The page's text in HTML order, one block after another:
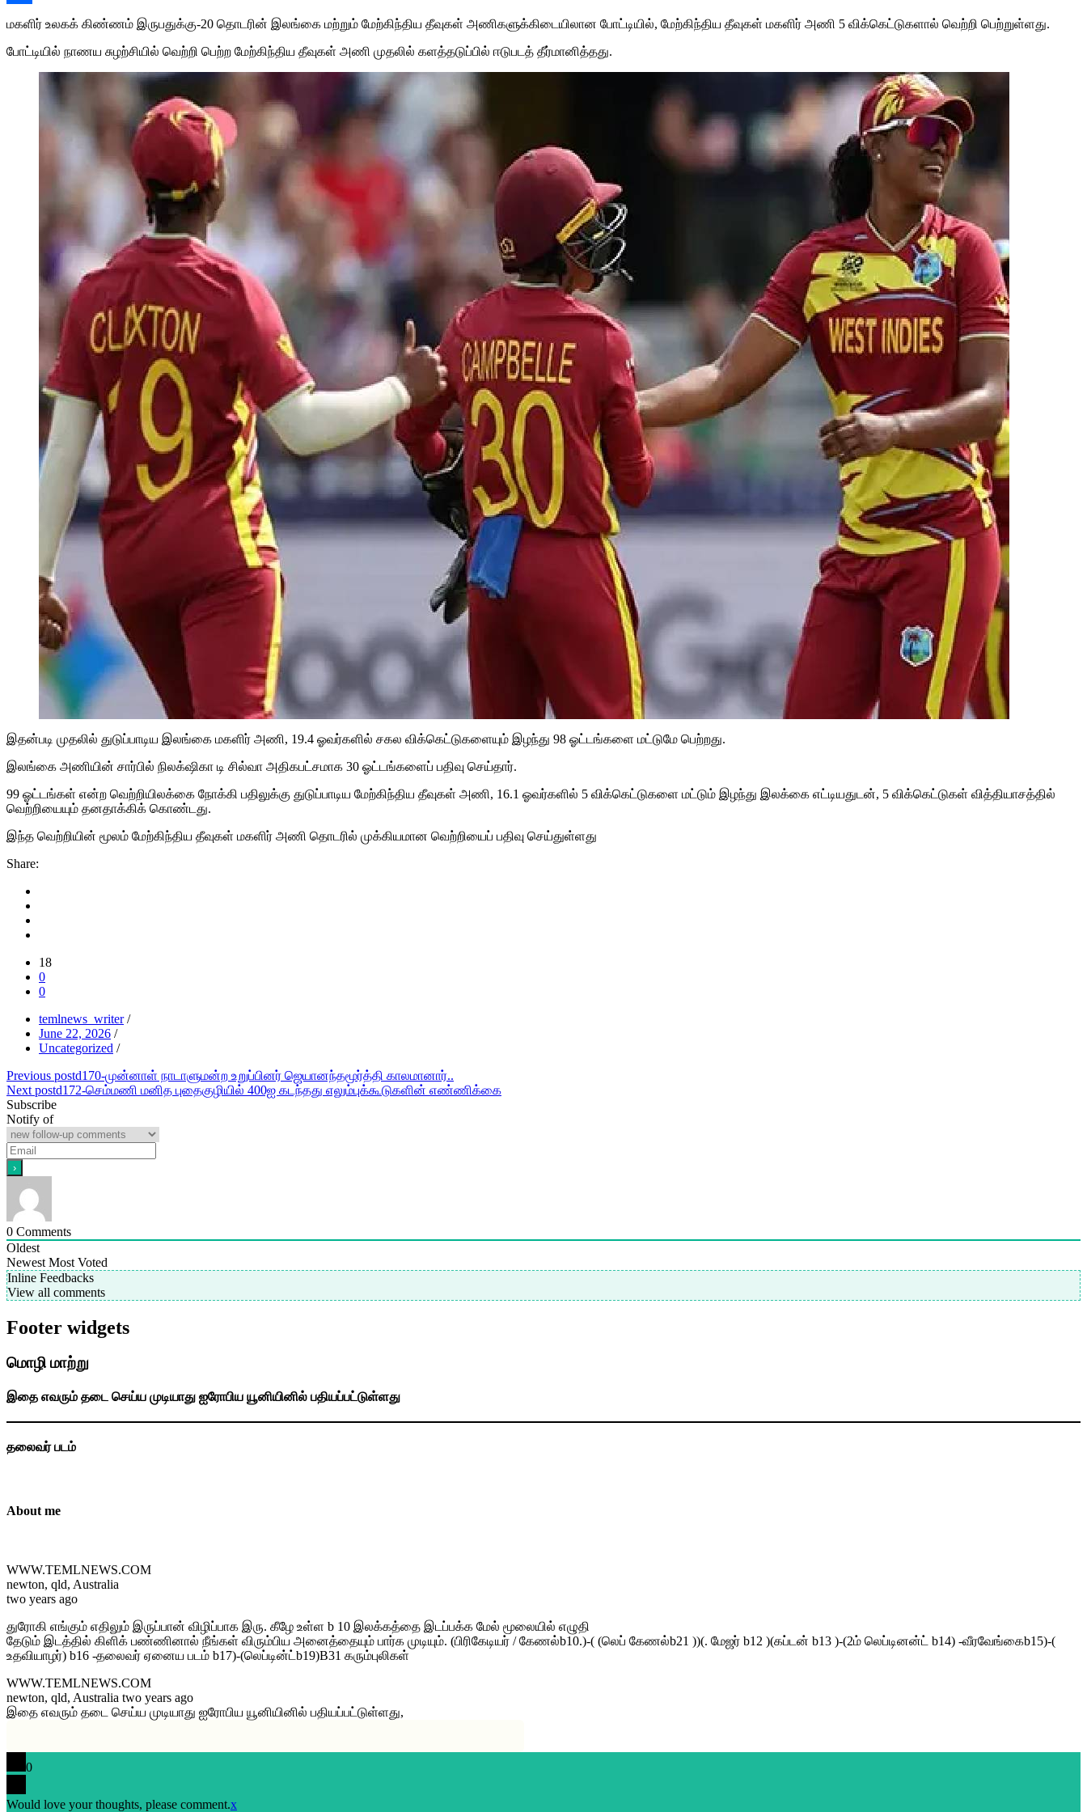
Share
மகளிர் உலகக் கிண்ணம் இருபதுக்கு-20 தொடரின் இலங்கை மற்றும் மேற்கிந்திய தீவுகள் அணிகளுக்கிடையிலான போட்டியில், மேற்கிந்திய தீவுகள் மகளிர் அணி 5 விக்கெட்டுகளால் வெற்றி பெற்றுள்ளது.
போட்டியில் நாணய சுழற்சியில் வெற்றி பெற்ற மேற்கிந்திய தீவுகள் அணி முதலில் களத்தடுப்பில் ஈடுபடத் தீர்மானித்தது.
இதன்படி முதலில் துடுப்பாடிய இலங்கை மகளிர் அணி, 19.4 ஓவர்களில் சகல விக்கெட்டுகளையும் இழந்து 98 ஓட்டங்களை மட்டுமே பெற்றது.
இலங்கை அணியின் சார்பில் நிலக்‌ஷிகா டி சில்வா அதிகபட்சமாக 30 ஓட்டங்களைப் பதிவு செய்தார்.
99 ஓட்டங்கள் என்ற வெற்றியிலக்கை நோக்கி பதிலுக்கு துடுப்பாடிய மேற்கிந்திய தீவுகள் அணி, 16.1 ஓவர்களில் 5 விக்கெட்டுகளை மட்டும் இழந்து இலக்கை எட்டியதுடன், 5 விக்கெட்டுகள் வித்தியாசத்தில்
வெற்றியையும் தனதாக்கிக் கொண்டது.
இந்த வெற்றியின் மூலம் மேற்கிந்திய தீவுகள் மகளிர் அணி தொடரில் முக்கியமான வெற்றியைப் பதிவு செய்துள்ளது
Share:
18
0
0
temlnews_writer /
June 22, 2026 /
Uncategorized /
Post
navigation
Previous postd170-முன்னாள் நாடாளுமன்ற உறுப்பினர் ஜெயானந்தமூர்த்தி காலமானார்..
Next postd172-செம்மணி மனித புதைகுழியில் 400ஐ கடந்தது எலும்புக்கூடுகளின் எண்ணிக்கை
Subscribe
Notify of
0 Comments
Oldest
Newest Most Voted
Inline Feedbacks
View all comments
Footer widgets
மொழி மாற்று
இதை எவரும் தடை செய்ய முடியாது ஐரோபிய யூனியினில் பதியப்பட்டுள்ளது
தலைவர் படம்
About me
WWW.TEMLNEWS.COM
newton, qld, Australia
two years ago
துரோகி எங்கும் எதிலும் இருப்பான் விழிப்பாக இரு. கீழே உள்ள b 10 இலக்கத்தை இடப்பக்க மேல் மூலையில் எழுதி
தேடும் இடத்தில் கிளிக் பண்ணினால் நீங்கள் விரும்பிய அனைத்தையும் பார்க முடியும். (பிரிகேடியர் / கேணல்b10.)-( (லெப் கேணல்b21 ))(. மேஜர் b12 )(கப்டன் b13 )-(2ம் லெப்டினன்ட் b14) -வீரவேங்கைb15)-(
உதவியாழர்) b16 -தலைவர் ஏனைய படம் b17)-(லெப்டின்ட்b19)B31 கரும்புலிகள்
WWW.TEMLNEWS.COM
newton, qld, Australia two years ago
இதை எவரும் தடை செய்ய முடியாது ஐரோபிய யூனியினில் பதியப்பட்டுள்ளது,
0
Would love your thoughts, please comment.x